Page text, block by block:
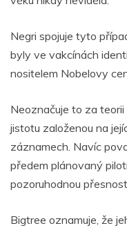
Negri spojuje tyto
byly ve vakcínách
nositelem Nobelovy
Neoznačuje to za
jistotu založenou na
záznamech. Navíc
předem plánovaný
pozoruhodnou
Bigtree oznamuje, že